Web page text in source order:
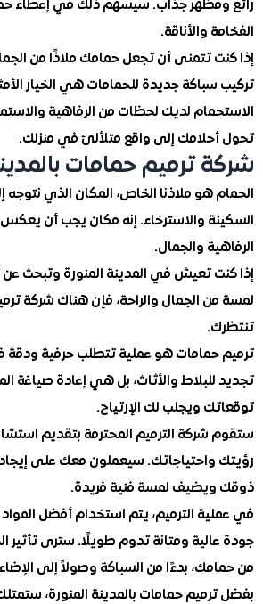
جذاب. سيسهم ذلك في إعطاء حمامك
والأناقة.
تتمنى أن تجعل حمامك ملاذًا من الجمال
جديدة للحمامات هي الخيار الأمثل.
لديك لحظات من الرفاهية والاستمتاع
إلى واقع متلألئ في منزلك.
ترميم حمامات بالمدينة
هو ملاذنا الخاص، المكان الذي نتوجه إليه
والاسترخاء. إنه مكان يجب أن يعكس
والجمال.
تعيش في المدينة المنورة وتبحث عن ترميم
الجمال والراحة، فإن هناك شركة ترميم
هو عملية تتطلب حرفية ودقة فنية،
والأثاث، بل هي إعادة صياغة المكان
ويجلب لك الإرتياح.
الترميم المحترفة بتقديم استشارات
واحتياجاتك. سيعملون معك على إيجاد
لمسة فنية فريدة.
الترميم، يتم استخدام أفضل المواد
ومتانة تدوم طويلًا. سترى تأثير الجودة
بدءًا من السباكة وصولاً إلى الإضاءة
حمامات بالمدينة المنورة، ستمتلك